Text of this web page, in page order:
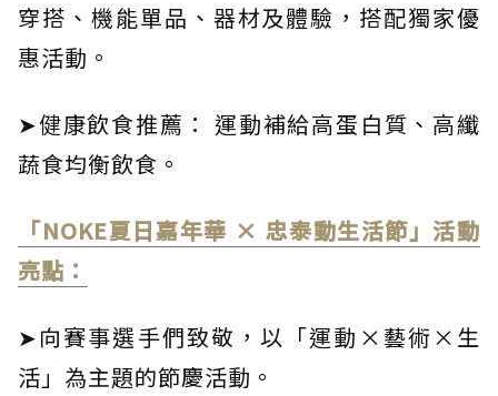
穿搭、機能單品、器材及體驗，搭配獨家優
惠活動。
➤健康飲食推薦： 運動補給高蛋白質、高纖
蔬食均衡飲食。
「NOKE夏日嘉年華 × 忠泰動生活節」活動
亮點：
➤向賽事選手們致敬，以「運動×藝術×生
活」為主題的節慶活動。